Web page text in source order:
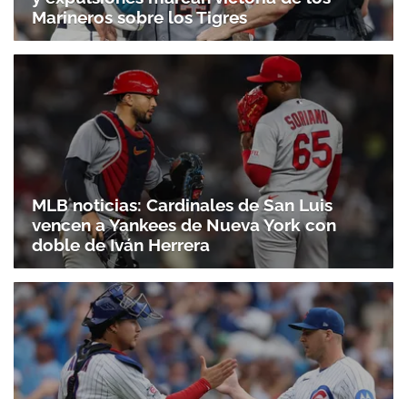
Marineros sobre los Tigres
MLB noticias: Cardinales de San Luis
vencen a Yankees de Nueva York con
doble de Iván Herrera